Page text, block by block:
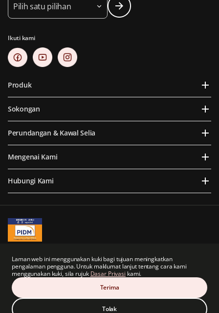
Laman web ini menggunakan kuki bagi tujuan meningkatkan
pengalaman pengguna. Untuk maklumat lanjut tentang cara kami
menggunakan kuki, sila rujuk Dasar Privasi kami.
Terima
Tolak
Pilih satu pilihan
Ikuti kami
Produk
Sokongan
Perundangan & Kawal Selia
Mengenai Kami
Hubungi Kami
Prudential BSN Takaful Berhad merupakan sebuah syarikat usaha sama yang
sebahagiannya dimiliki oleh anak syarikat tidak langsung Prudential plc dari United
Kingdom.
Prudential BSN Takaful Berhad dan Prudential plc tidak mempunyai sebarang kaitan
atau hubungan dengan Prudential Financial, Inc., sebuah syarikat yang beribu pejabat
di Amerika Syarikat.